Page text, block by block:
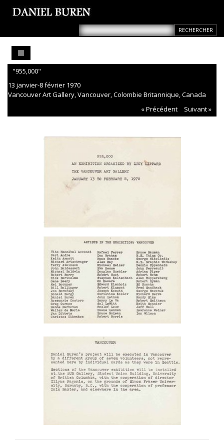
"955,000"
13 janvier-8 février 1970
Vancouver Art Gallery, Vancouver, Colombie Britannique, Canada
« Précédent
Suivant »